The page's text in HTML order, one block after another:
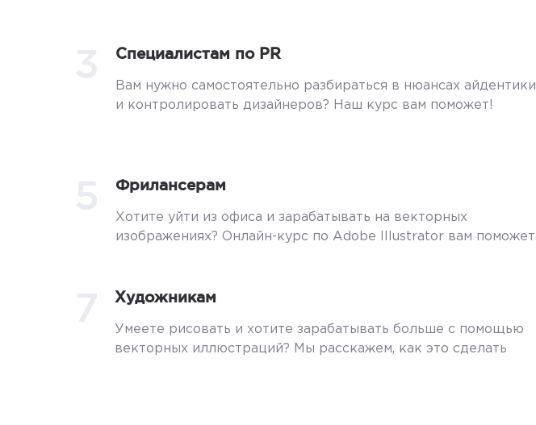
Специалистам по PR
Вам нужно самостоятельно разбираться в нюансах айдентики
и контролировать дизайнеров? Наш курс вам поможет!
Фрилансерам
Хотите уйти из офиса и зарабатывать на векторных
изображениях? Онлайн-курс по Adobe Illustrator вам поможет
Художникам
Умеете рисовать и хотите зарабатывать больше с помощью
векторных иллюстраций? Мы расскажем, как это сделать